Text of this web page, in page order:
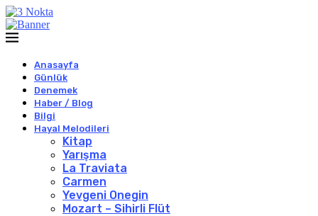
Anasayfa
Günlük
Denemek
Haber / Blog
Bilgi
Hayal Melodileri
Kitap
Yarışma
La Traviata
Carmen
Yevgeni Onegin
Mozart – Sihirli Flüt